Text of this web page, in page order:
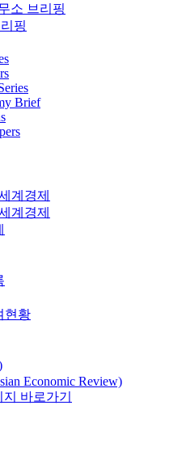
소 브리핑
핑
Brief
계경제
계경제
현황
Economic Review)
바로가기